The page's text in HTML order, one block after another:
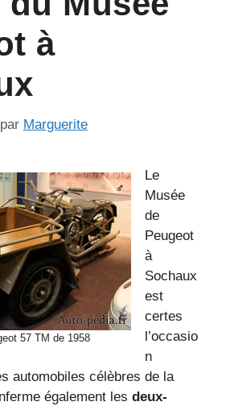
à
par Marguerite
57 TM de 1958
Le
Musée
de
Peugeot
à
Sochaux
est
certes
l’occasio
n
automobiles célèbres de la
également les deux-